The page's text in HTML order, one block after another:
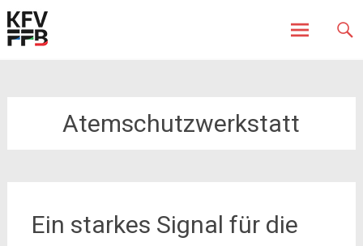
Atemschutzwerkstatt
Ein starkes Signal für die